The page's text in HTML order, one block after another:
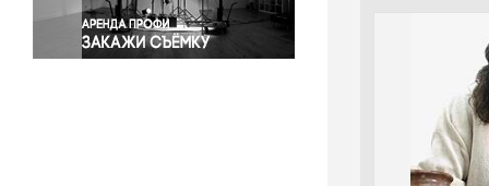
Экономика и бизнес